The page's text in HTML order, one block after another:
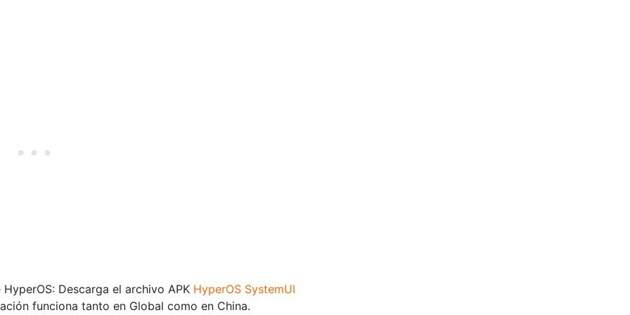
Descarga el archivo APK HyperOS SystemUI
funciona tanto en Global como en China.